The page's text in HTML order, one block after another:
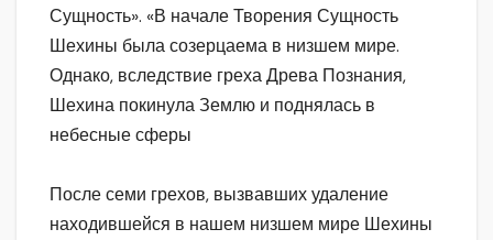
Сущность». «В начале Творения Сущность
Шехины была созерцаема в низшем мире.
Однако, вследствие греха Древа Познания,
Шехина покинула Землю и поднялась в
небесные сферы
После семи грехов, вызвавших удаление
находившейся в нашем низшем мире Шехины